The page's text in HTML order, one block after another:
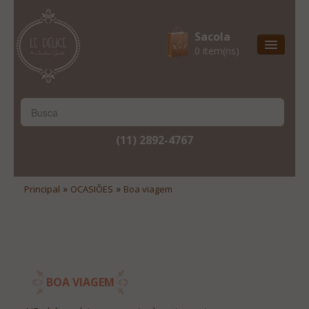
Sacola
0 item(ns)
Natal & 2017
Lista De Desejos
Minha Conta
Minha Conta
(11) 2892-4767
Principal » OCASIÕES » Boa viagem
BOA VIAGEM